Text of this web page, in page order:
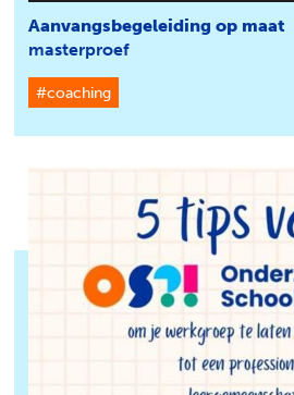
Aanvangsbegeleiding op maat
masterproef
#coaching